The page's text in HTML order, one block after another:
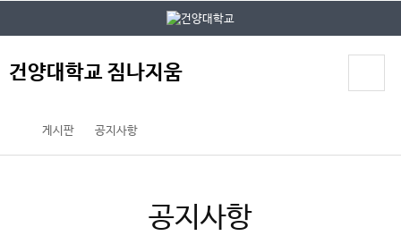
건양대학교 짐나지움
게시판 공지사항
공지사항